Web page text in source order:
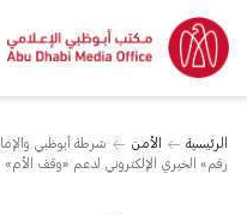
الرئيسية الأمن
شرطة أبوظبي
رقم» الخيري الإلكتروني لدعم «وقف الأم»